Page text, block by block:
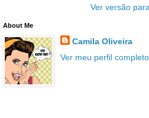
Ver versão
About Me
Camila Oliveira
Ver meu perfil completo